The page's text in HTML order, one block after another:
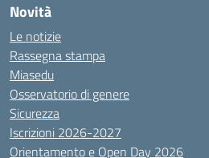
Novità
Le notizie
Rassegna stampa
Miasedu
Osservatorio di genere
Sicurezza
Iscrizioni 2026-2027
Orientamento e Open Day 2026